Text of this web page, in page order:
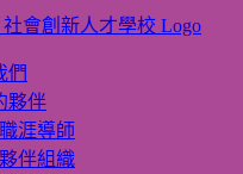
們
夥伴
職涯導師
夥伴組織